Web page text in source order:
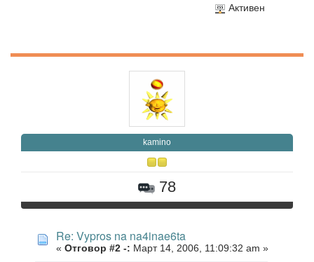
Активен
kamino
78
Re: Vypros na na4inae6ta
« Отговор #2 -: Март 14, 2006, 11:09:32 am »